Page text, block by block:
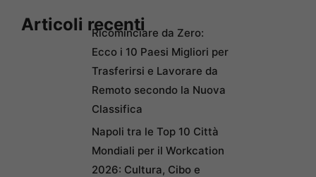
Articoli recentiRicominciare da Zero:
Ecco i 10 Paesi Migliori per
Trasferirsi e Lavorare da
Remoto secondo la Nuova
Classifica
Napoli tra le Top 10 Città
Mondiali per il Workcation
2026: Cultura, Cibo e